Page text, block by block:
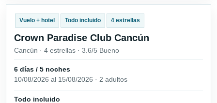
Vuelo + hotel Todo incluido 4 estrellas
Crown Paradise Club Cancún
Cancún · 4 estrellas · 3.6/5 Bueno
6 días / 5 noches
10/08/2026 al 15/08/2026 · 2 adultos
Todo incluido